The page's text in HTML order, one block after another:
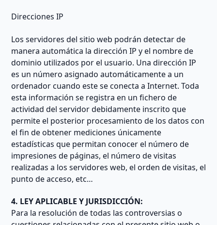
Direcciones IP
Los servidores del sitio web podrán detectar de
manera automática la dirección IP y el nombre de
dominio utilizados por el usuario. Una dirección IP
es un número asignado automáticamente a un
ordenador cuando este se conecta a Internet. Toda
esta información se registra en un fichero de
actividad del servidor debidamente inscrito que
permite el posterior procesamiento de los datos con
el fin de obtener mediciones únicamente
estadísticas que permitan conocer el número de
impresiones de páginas, el número de visitas
realizadas a los servidores web, el orden de visitas, el
punto de acceso, etc…
4. LEY APLICABLE Y JURISDICCIÓN:
Para la resolución de todas las controversias o